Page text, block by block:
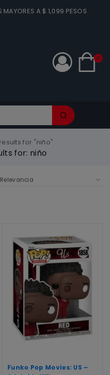
MAYORES A $ 1,099 PESOS
0
for "niño"
for: niño
Funko Pop Movies: US –